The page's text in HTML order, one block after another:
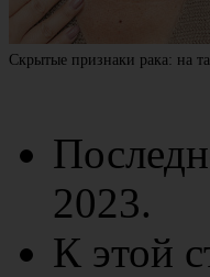
Скрытые признаки рака: на
2023.
К этой